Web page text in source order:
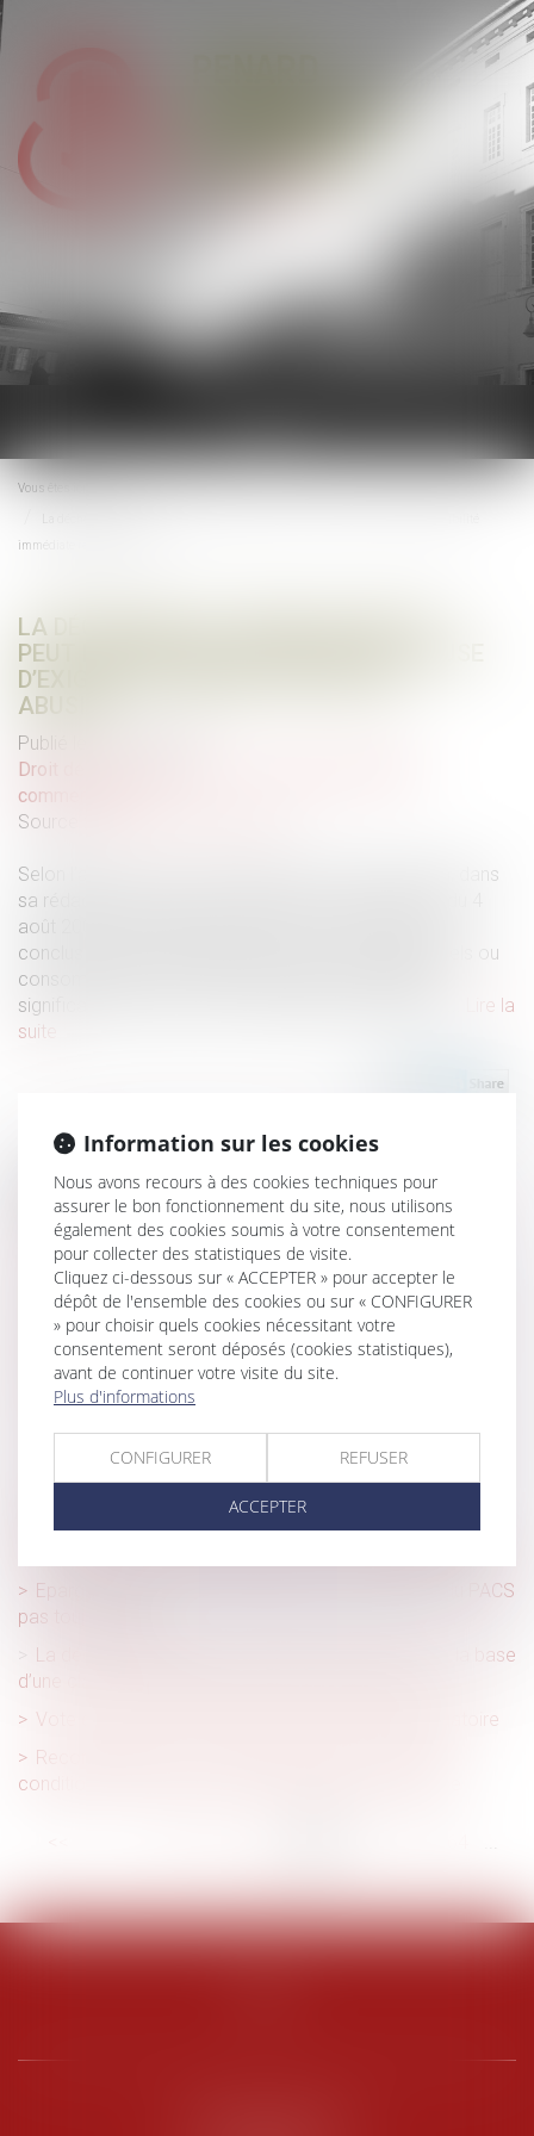
le
menu
Vous êtes ici :
immédiate réputée abusive
LA DÉCHÉANCE DU TERME DU PRÊT NE
PEUT PORTER SUR LA BASE D’UNE CLAUSE
D’EXIGIBILITÉ IMMÉDIATE RÉPUTÉE
ABUSIVE
Publié le :
Droit de la consommation
commerciales
Source :
Selon l’article L.132-1 du Code de la consommation, dans
sa rédaction antérieure à celle de la loi n°2008-776 du 4
août 2008, sont réputées abusive, dans les contrats
conclus entre les professionnels et non-professionnels ou
consommateurs, les clauses créant un déséquilibre
significatif entre les droits et obligations des parties...
Lire la
suite
Historique
Indemnité de préavis et licenciement pour inaptitude
consécutif à un arrêt de travail
La directive sur les travailleurs des plateformes
numériques définitivement adoptée par l'Union européenne
Exonération de cotisations patronales : à quoi faut-il
s’attendre ?
Nouveau formulaire d’arrêt de travail pour maladie
L’Autorité de la concurrence s’autosaisit d’éventuelles
pratiques dans le secteur de la télévision payante et de
Epargne salariale : le déblocage pour dissolution du PACS
pas toujours aisé
La déchéance du terme du prêt ne peut porter sur la base
d’une clause d’exigibilité immédiate réputée abusive
Vote électronique, n’oubliez pas la formation obligatoire
Reconnaissance de la GPA étrangère : rappel des
conditions strictes pour obtenir l’exequatur en France
> >>
Information sur les cookies
Nous avons recours à des cookies techniques pour
assurer le bon fonctionnement du site, nous utilisons
également des cookies soumis à votre consentement
pour collecter des statistiques de visite.
Cliquez ci-dessous sur « ACCEPTER » pour accepter le
dépôt de l'ensemble des cookies ou sur « CONFIGURER
» pour choisir quels cookies nécessitant votre
consentement seront déposés (cookies statistiques),
avant de continuer votre visite du site.
Plus d'informations
CONFIGURER REFUSER
ACCEPTER